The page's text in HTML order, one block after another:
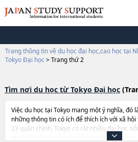
Trang thông tin về du học đại học,cao học tại
Tokyo Đại học > Trang thứ 2
Tìm nơi du học từ Tokyo Đại học
Việc du học tại Tokyo mang một ý nghĩa, đó
những thông tin có ích để thích ích với xã
23 quận chính, Tokyo có rất nhiều đại học
thu hút nhiều học sinh từ các nước. Ngoài ra